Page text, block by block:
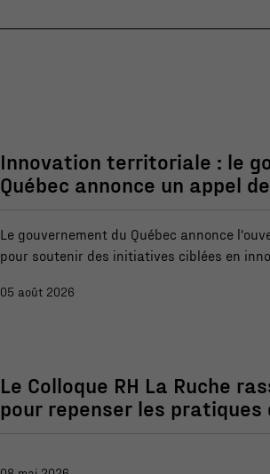
Innovation territoriale : le
Québec annonce un appel
Le gouvernement du Québec annonce
pour soutenir des initiatives ciblées en
05 août 2026
Le Colloque RH La Ruche
pour repenser les pratiques
Nécessaire
Ces fichiers
facultatifs. Ils
Statistiques
Afin que nous